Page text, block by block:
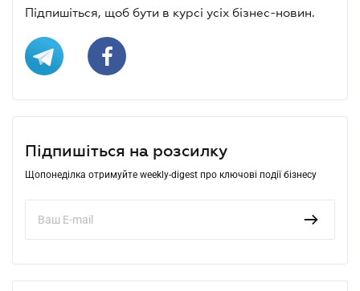
Підпишіться, щоб бути в курсі усіх бізнес-новин.
Підпишіться на розсилку
Щопонеділка отримуйте weekly-digest про ключові події бізнесу